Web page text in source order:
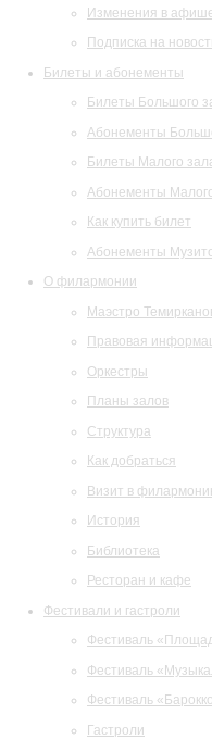
Изменения в
Подписка на
Билеты и абонементы
Билеты Большого
Абонементы
Билеты Малого
Абонементы
Как купить билет
Абонементы
О филармонии
Маэстро
Правовая
Оркестры
Планы залов
Структура
Как добраться
Визит в
История
Библиотека
Ресторан и кафе
Фестивали и гастроли
Фестиваль
Фестиваль
Фестиваль
Гастроли